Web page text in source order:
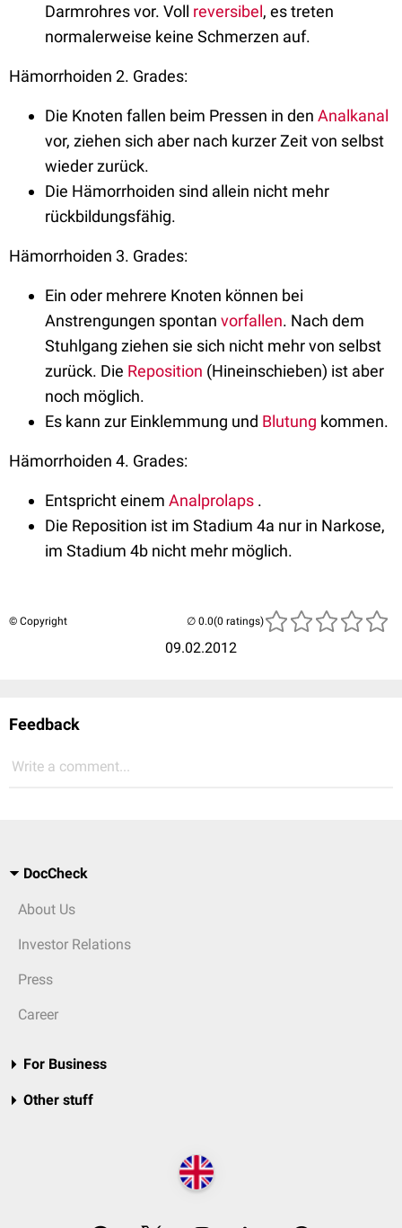
Darmrohres vor. Voll reversibel, es treten
normalerweise keine Schmerzen auf.
Hämorrhoiden 2. Grades:
Die Knoten fallen beim Pressen in den Analkanal
vor, ziehen sich aber nach kurzer Zeit von selbst
wieder zurück.
Die Hämorrhoiden sind allein nicht mehr
rückbildungsfähig.
Hämorrhoiden 3. Grades:
Ein oder mehrere Knoten können bei
Anstrengungen spontan vorfallen. Nach dem
Stuhlgang ziehen sie sich nicht mehr von selbst
zurück. Die Reposition (Hineinschieben) ist aber
noch möglich.
Es kann zur Einklemmung und Blutung kommen.
Hämorrhoiden 4. Grades:
Entspricht einem Analprolaps .
Die Reposition ist im Stadium 4a nur in Narkose,
im Stadium 4b nicht mehr möglich.
© Copyright
09.02.2012
(0 ratings)
Feedback
Write a comment...
DocCheck
About Us
Investor Relations
Press
Career
For Business
Other stuff